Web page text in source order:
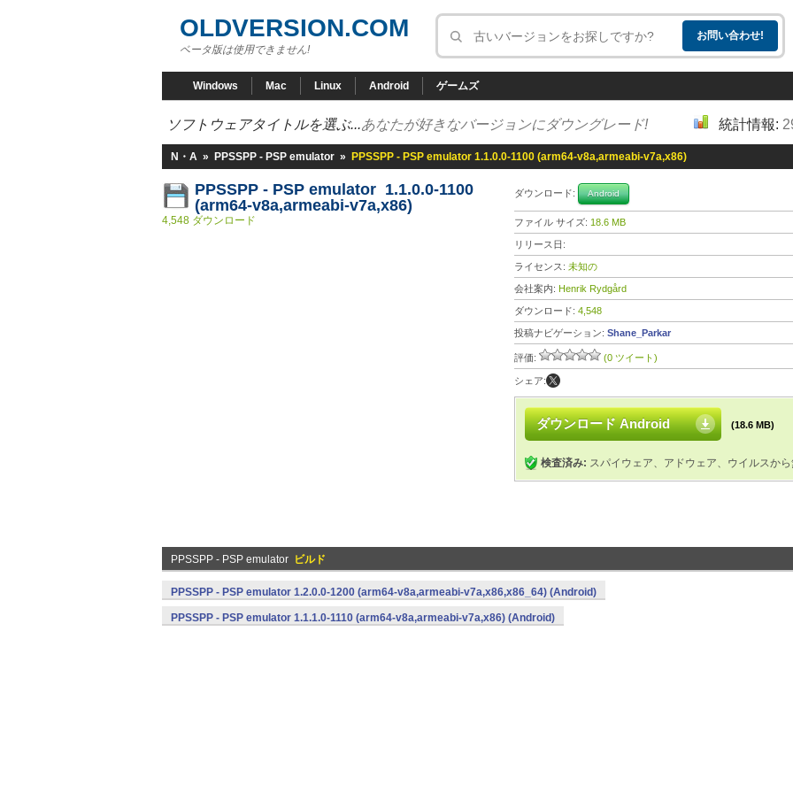
OLDVERSION.COM
ベータ版は使用できません!
Windows Mac Linux Android ゲームズ
ソフトウェアタイトルを選ぶ...あなたが好きなバージョンにダウングレード! 統計情報:
N・A » PPSSPP - PSP emulator » PPSSPP - PSP emulator 1.1.0.0-1100 (arm64-v8a,armeabi-v7a,x86)
PPSSPP - PSP emulator 1.1.0.0-1100
(arm64-v8a,armeabi-v7a,x86)
4,548 ダウンロード
ダウンロード: Android
ファイル サイズ: 18.6 MB
リリース日:
ライセンス: 未知の
会社案内: Henrik Rydgård
ダウンロード: 4,548
投稿ナビゲーション: Shane_Parkar
評価: (0 ツイート)
シェア:
ダウンロード Android (18.6 MB)
検査済み: スパイウェア、アドウェア、ウイルスか
PPSSPP - PSP emulator ビルド
PPSSPP - PSP emulator 1.2.0.0-1200 (arm64-v8a,armeabi-v7a,x86,x86_64) (Android)
PPSSPP - PSP emulator 1.1.1.0-1110 (arm64-v8a,armeabi-v7a,x86) (Android)